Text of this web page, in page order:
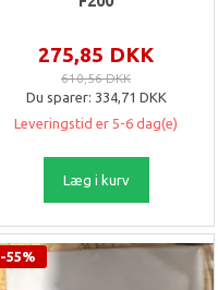
275,85 DKK
610,56 DKK
Du sparer: 334,71 DKK
Leveringstid er 5-6 dag(e)
Læg i kurv
-55%